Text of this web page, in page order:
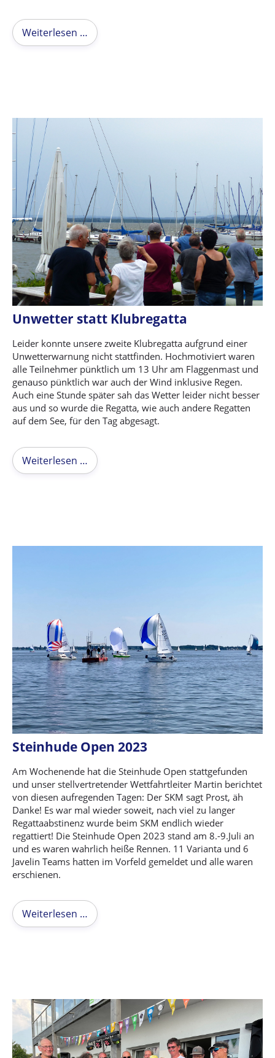
Weiterlesen …
Unwetter statt Klubregatta
Leider konnte unsere zweite Klubregatta aufgrund einer
Unwetterwarnung nicht stattfinden. Hochmotiviert waren
alle Teilnehmer pünktlich um 13 Uhr am Flaggenmast und
genauso pünktlich war auch der Wind inklusive Regen.
Auch eine Stunde später sah das Wetter leider nicht besser
aus und so wurde die Regatta, wie auch andere Regatten
auf dem See, für den Tag abgesagt.
Weiterlesen …
Steinhude Open 2023
Am Wochenende hat die Steinhude Open stattgefunden
und unser stellvertretender Wettfahrtleiter Martin berichtet
von diesen aufregenden Tagen: Der SKM sagt Prost, äh
Danke! Es war mal wieder soweit, nach viel zu langer
Regattaabstinenz wurde beim SKM endlich wieder
regattiert! Die Steinhude Open 2023 stand am 8.-9.Juli an
und es waren wahrlich heiße Rennen. 11 Varianta und 6
Javelin Teams hatten im Vorfeld gemeldet und alle waren
erschienen.
Weiterlesen …